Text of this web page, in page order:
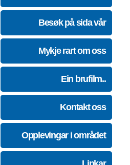
Besøk på sida vår
Mykje rart om oss
Ein brufilm..
Kontakt oss
Opplevingar i området